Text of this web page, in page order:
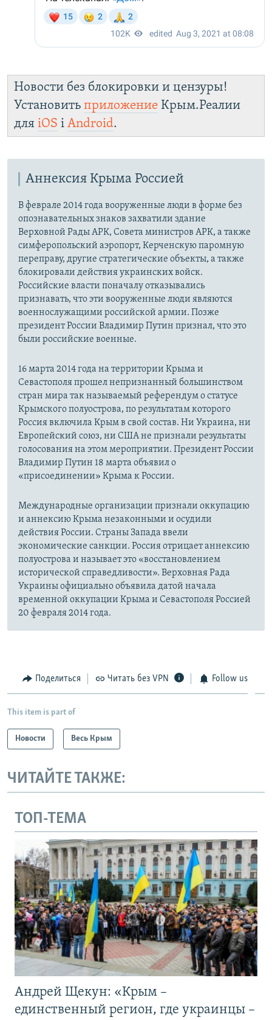
Новости без блокировки и цензуры!
Установить приложение Крым.Реалии
для iOS і Android.
Аннексия Крыма Россией
В феврале 2014 года вооруженные люди в форме без
опознавательных знаков захватили здание
Верховной Рады АРК, Совета министров АРК, а также
симферопольский аэропорт, Керченскую паромную
переправу, другие стратегические объекты, а также
блокировали действия украинских войск.
Российские власти поначалу отказывались
признавать, что эти вооруженные люди являются
военнослужащими российской армии. Позже
президент России Владимир Путин признал, что это
были российские военные.
16 марта 2014 года на территории Крыма и
Севастополя прошел непризнанный большинством
стран мира так называемый референдум о статусе
Крымского полуострова, по результатам которого
Россия включила Крым в свой состав. Ни Украина, ни
Европейский союз, ни США не признали результаты
голосования на этом мероприятии. Президент России
Владимир Путин 18 марта объявил о
«присоединении» Крыма к России.
Международные организации признали оккупацию
и аннексию Крыма незаконными и осудили
действия России. Страны Запада ввели
экономические санкции. Россия отрицает аннексию
полуострова и называет это «восстановлением
исторической справедливости». Верховная Рада
Украины официально объявила датой начала
временной оккупации Крыма и Севастополя Россией
20 февраля 2014 года.
Поделиться Читать без VPN Follow us
This item is part of
Новости Весь Крым
ЧИТАЙТЕ ТАКЖЕ:
ТОП-ТЕМА
Андрей Щекун: «Крым –
единственный регион, где украинцы –